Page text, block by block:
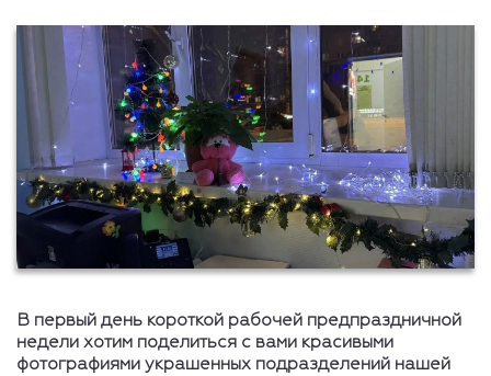
В первый день короткой рабочей предпраздничной
недели хотим поделиться с вами красивыми
фотографиями украшенных подразделений нашей